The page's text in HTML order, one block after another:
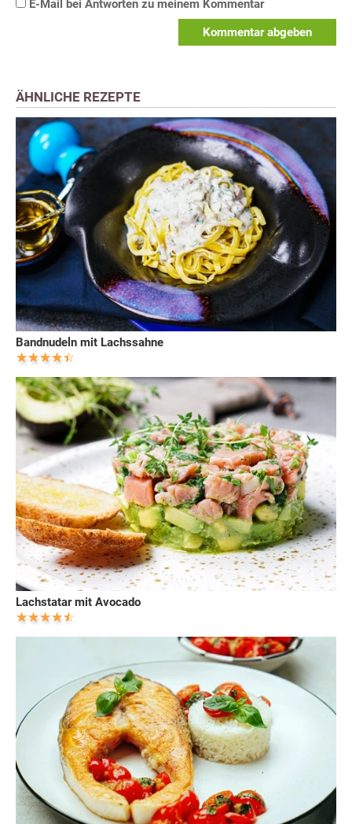
E-Mail bei Antworten zu meinem Kommentar
Kommentar abgeben
ÄHNLICHE REZEPTE
Bandnudeln mit Lachssahne
Lachstatar mit Avocado